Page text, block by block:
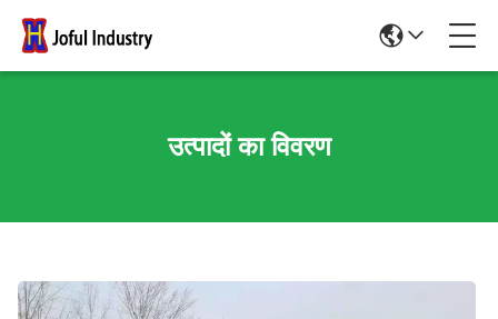
उत्पादों का विवरण